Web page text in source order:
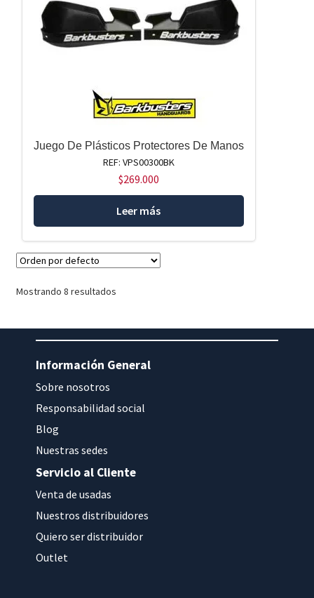
Juego De Plásticos Protectores De Manos
REF: VPS00300BK
$269.000
Leer más
Mostrando 8 resultados
Información General
Sobre nosotros
Responsabilidad social
Blog
Nuestras sedes
Servicio al Cliente
Venta de usadas
Nuestros distribuidores
Quiero ser distribuidor
Outlet